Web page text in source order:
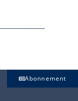
Abonnement